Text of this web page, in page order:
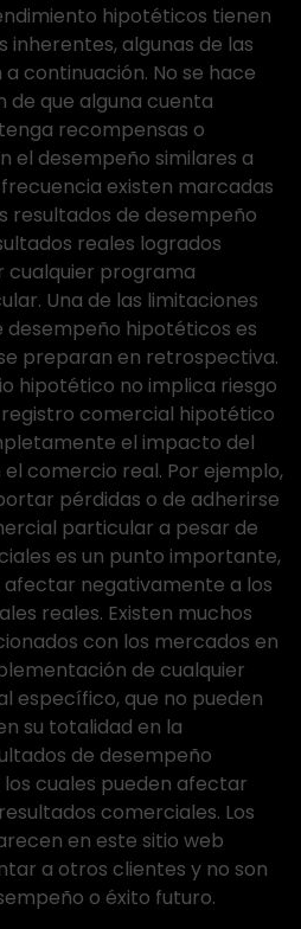
hipotéticos tienen
inherentes, algunas de las
continuación. No se hace
de que alguna cuenta
recompensas o
el desempeño similares a
existen marcadas
resultados de desempeño
reales logrados
programa
Una de las limitaciones
desempeño hipotéticos es
preparan en retrospectiva.
hipotético no implica riesgo
comercial hipotético
el impacto del
comercio real. Por ejemplo,
pérdidas o de adherirse
particular a pesar de
es un punto importante,
negativamente a los
reales. Existen muchos
con los mercados en
de cualquier
específico, que no pueden
su totalidad en la
de desempeño
cuales pueden afectar
comerciales. Los
en este sitio web
a otros clientes y no son
o éxito futuro.